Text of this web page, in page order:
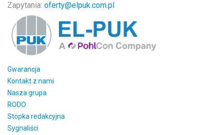
Zapytania: oferty@elpuk.com.pl
Gwarancja
Kontakt z nami
Nasza grupa
RODO
Stopka redakcyjna
Sygnaliści